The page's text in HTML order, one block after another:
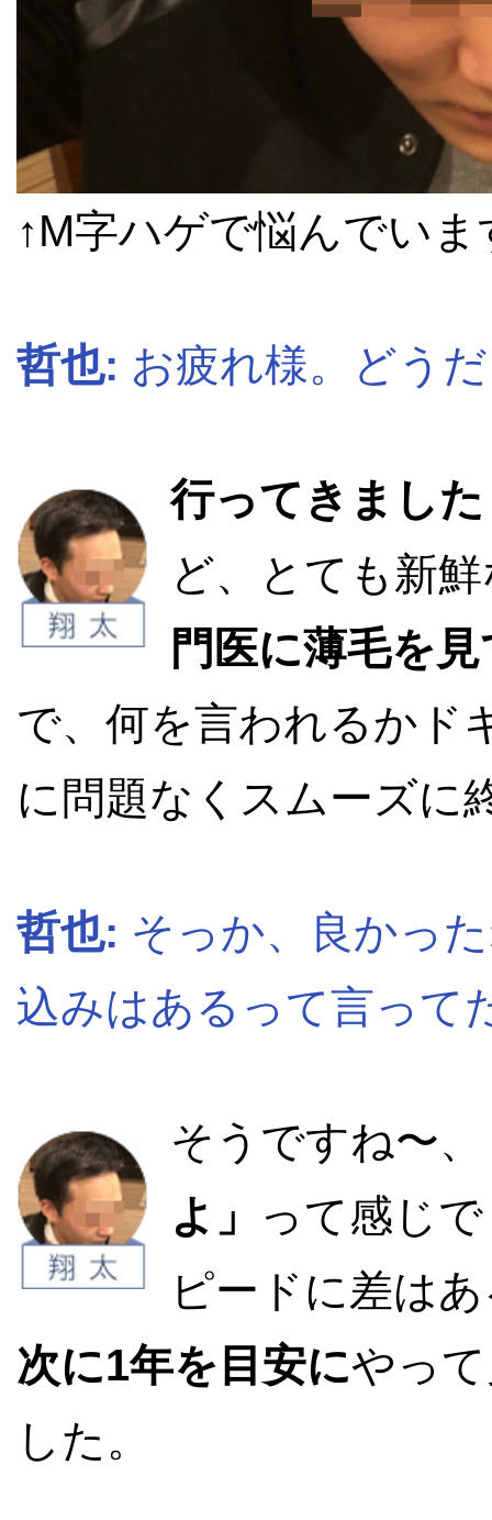
↑M字ハゲで悩んでいま
哲也: お疲れ様。どう
行ってきまし
ど、とても新
門医に薄毛を
で、何を言われるかド
に問題なくスムーズに
哲也: そっか、良かっ
込みはあるって言って
そうですね〜、
よ」
って感じ
ピードに差は
次に1年を目安にやっ
した。